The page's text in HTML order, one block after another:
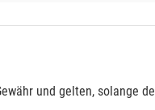
und gelten, solange